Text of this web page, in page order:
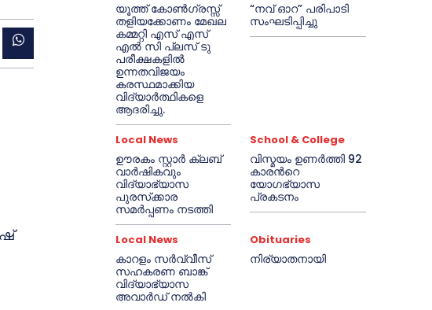
യൂത്ത് കോൺഗ്രസ്സ്
തളിയക്കോണം മേഖല
കമ്മറ്റി എസ് എസ്
എൽ സി പ്ലസ് ടു
പരീക്ഷകളിൽ
ഉന്നതവിജയം
കരസ്ഥമാക്കിയ
വിദ്യാർത്ഥികളെ
ആദരിച്ചു.
“നവ് ഓറ” പരിപാടി
സംഘടിപ്പിച്ചു
Local News
ഊരകം സ്റ്റാർ ക്ലബ്
വാർഷികവും
വിദ്യാഭ്യാസ
പുരസ്‌ക്കാര
സമർപ്പണം നടത്തി
School & College
വിസ്മയം ഉണർത്തി 92
കാരൻറെ
യോഗഭ്യാസ
പ്രകടനം
Local News
കാറളം സർവ്വീസ്
സഹകരണ ബാങ്ക്
വിദ്യാഭ്യാസ
അവാർഡ് നൽകി
Obituaries
നിര്യാതനായി